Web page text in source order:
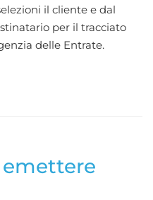
il cliente e dal
per il tracciato
delle Entrate.